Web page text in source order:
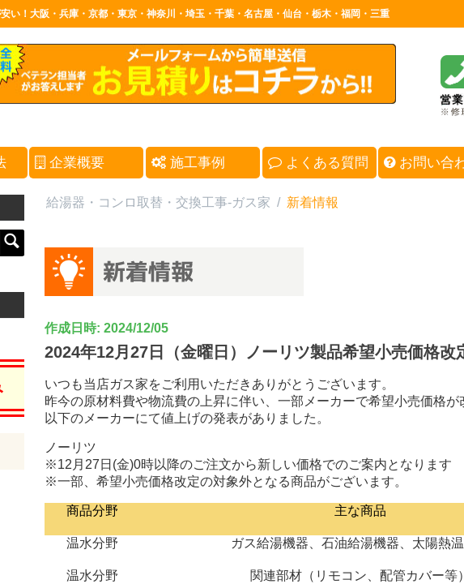
い！大阪・兵庫・京都・東京・神奈川・埼玉・千葉・名古屋・仙台・栃木・福岡・三重
企業概要 施工事例 よくある質問 お問い合
給湯器・コンロ取替・交換工事-ガス家 / 新着情報
作成日時: 2024/12/05
2024年12月27日（金曜日）ノーリツ製品希望小売価格改
いつも当店ガス家をご利用いただきありがとうございます。
昨今の原材料費や物流費の上昇に伴い、一部メーカーで希望小売価格
以下のメーカーにて値上げの発表がありました。
ノーリツ
※12月27日(金)0時以降のご注文から新しい価格でのご案内となります
※一部、希望小売価格改定の対象外となる商品がございます。
商品分野 主な商品
温水分野 ガス給湯機器、石油給湯機器、太陽熱
温水分野 関連部材（リモコン、配管カバー等